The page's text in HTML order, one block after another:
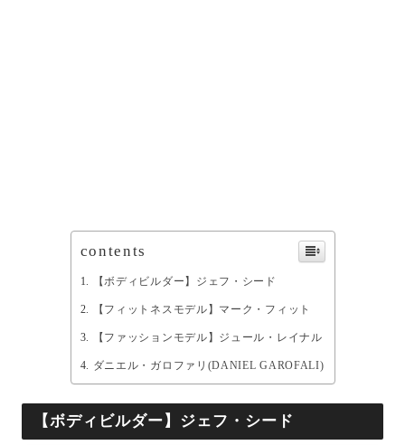
contents
【ボディビルダー】ジェフ・シード
【フィットネスモデル】マーク・フィット
【ファッションモデル】ジュール・レイナル
ダニエル・ガロファリ(DANIEL GAROFALI)
【ボディビルダー】ジェフ・シード